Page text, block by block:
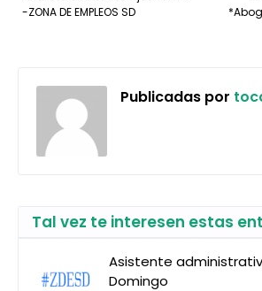
-ZONA DE EMPLEOS SD
Publicadas por
Tal vez te interesen estas
Asistente
Domingo